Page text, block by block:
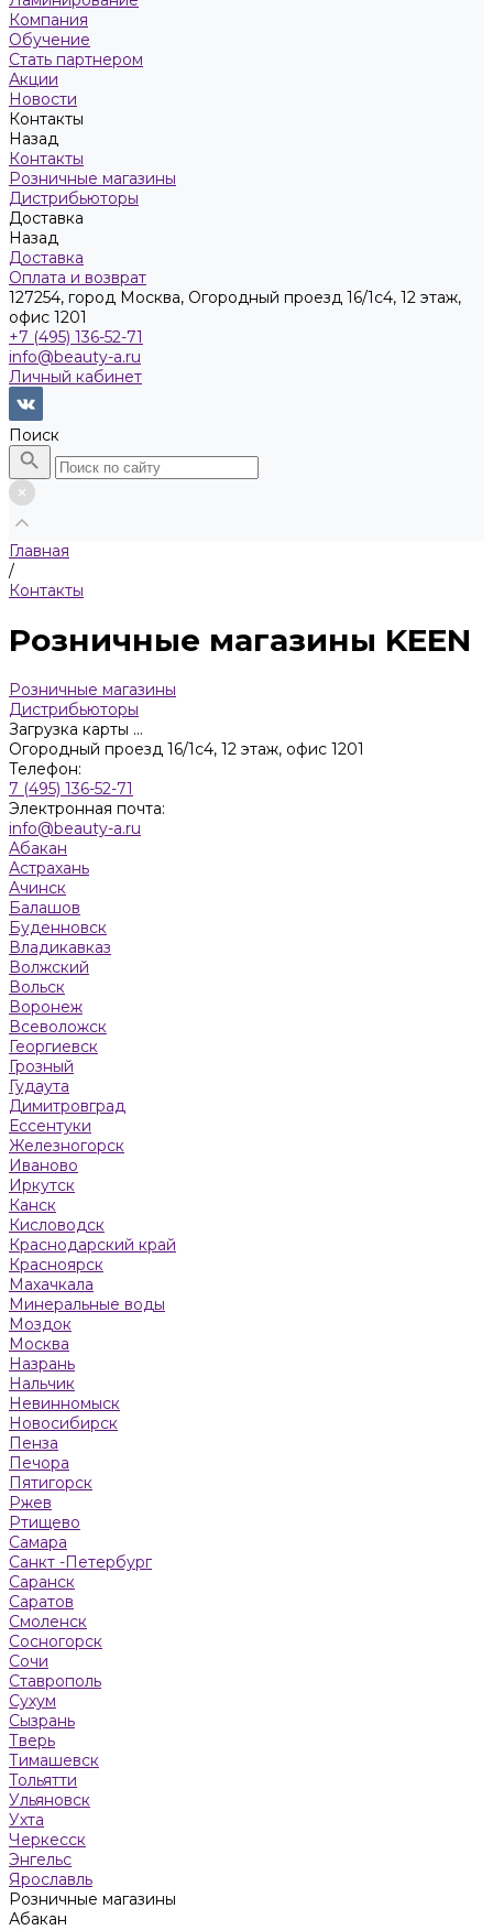
Компания
Обучение
Стать партнером
Акции
Новости
Контакты
Назад
Контакты
Розничные магазины
Дистрибьюторы
Доставка
Назад
Доставка
Оплата и возврат
127254, город Москва, Огородный проезд 16/1с4, 12 этаж,
офис 1201
+7 (495) 136-52-71
info@beauty-a.ru
Личный кабинет
Поиск
Главная
/
Контакты
Розничные магазины KEEN
Розничные магазины
Дистрибьюторы
Загрузка карты ...
Огородный проезд 16/1с4, 12 этаж, офис 1201
Телефон:
7 (495) 136-52-71
Электронная почта:
info@beauty-a.ru
Абакан
Астрахань
Ачинск
Балашов
Буденновск
Владикавказ
Волжский
Вольск
Воронеж
Всеволожск
Георгиевск
Грозный
Гудаута
Димитровград
Ессентуки
Железногорск
Иваново
Иркутск
Канск
Кисловодск
Краснодарский край
Красноярск
Махачкала
Минеральные воды
Моздок
Москва
Назрань
Нальчик
Невинномыск
Новосибирск
Пенза
Печора
Пятигорск
Ржев
Ртищево
Самара
Санкт -Петербург
Саранск
Саратов
Смоленск
Сосногорск
Сочи
Ставрополь
Сухум
Сызрань
Тверь
Тимашевск
Тольятти
Ульяновск
Ухта
Черкесск
Энгельс
Ярославль
Розничные магазины
Абакан